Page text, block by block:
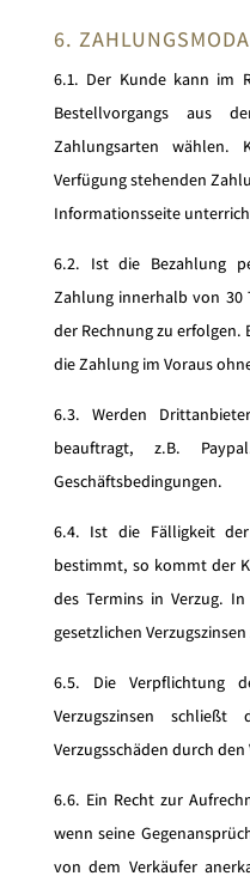
6.
6.1. Der Kunde kann im
Bestellvorgangs aus
Zahlungsarten
Verfügung stehenden
Informationsseite
6.2. Ist die Bezahlung
Zahlung innerhalb von 30
der Rechnung zu erfolgen.
die Zahlung im Voraus
6.3. Werden
beauftragt, z.B.
Geschäftsbedingungen.
6.4. Ist die Fälligkeit
bestimmt, so kommt der
des Termins in Verzug.
gesetzlichen
6.5. Die Verpflichtung
Verzugszinsen schließt
Verzugsschäden durch
6.6. Ein Recht zur
wenn seine
von dem Verkäufer